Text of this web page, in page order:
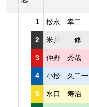
1 松永 幸二
2 米川 修
3 仲野 秀哉
4 小松 久二一
5 水口 寿治